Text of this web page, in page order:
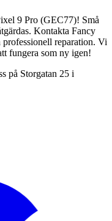
9 Pro (GEC77)! Små
Kontakta Fancy
reparation. Vi
fungera som ny igen!
på Storgatan 25 i